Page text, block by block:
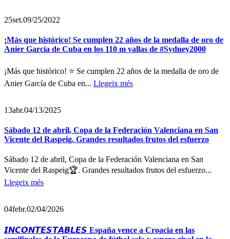
25set.09/25/2022
¡Más que histórico! Se cumplen 22 años de la medalla de oro de
Anier García de Cuba en los 110 m vallas de #Sydney2000
¡Más que histórico! ⭐ Se cumplen 22 años de la medalla de oro de
Anier García de Cuba en... Llegeix més
13abr.04/13/2025
Sábado 12 de abril, Copa de la Federación Valenciana en San
Vicente del Raspeig. Grandes resultados frutos del esfuerzo
Sábado 12 de abril, Copa de la Federación Valenciana en San
Vicente del Raspeig🏆. Grandes resultados frutos del esfuerzo...
Llegeix més
04febr.02/04/2026
𝙄𝙉𝘾𝙊𝙉𝙏𝙀𝙎𝙏𝘼𝘽𝙇𝙀𝙎 España vence a Croacia en las